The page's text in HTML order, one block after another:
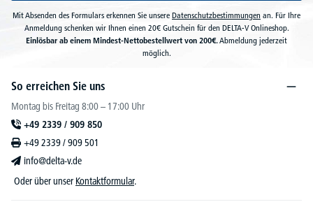
Mit Absenden des Formulars erkennen Sie unsere Datenschutzbestimmungen an. Für Ihre
Anmeldung schenken wir Ihnen einen 20€ Gutschein für den DELTA-V Onlineshop.
Einlösbar ab einem Mindest-Nettobestellwert von 200€.Abmeldung jederzeit
möglich.
So erreichen Sie uns
Montag bis Freitag 8:00 – 17:00 Uhr
+49 2339 / 909 850
+49 2339 / 909 501
info@delta-v.de
Oder über unser Kontaktformular.